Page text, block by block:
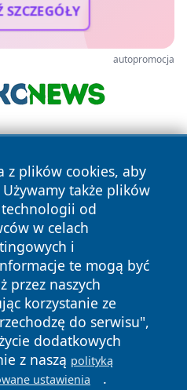
SZCZEGÓŁY
autopromocja
z plików cookies, aby
Używamy także plików
od
w celach
i
te mogą być
przez naszych
korzystanie ze
do serwisu",
dodatkowych
z naszą polityką
ustawienia .
Wszystkie prawa
Polityka
Cookies